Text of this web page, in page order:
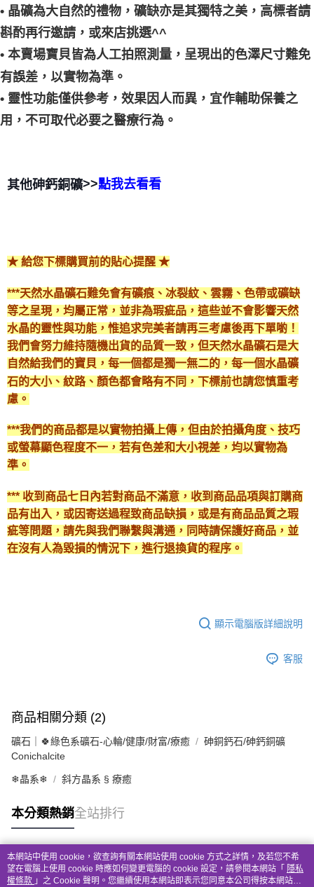
• 晶礦為大自然的禮物，礦缺亦是其獨特之美，高標者請
斟酌再行邀請，或來店挑選^^
• 本賣場寶貝皆為人工拍照測量，呈現出的色澤尺寸難免
有誤差，以實物為準。
• 靈性功能僅供參考，效果因人而異，宜作輔助保養之
用，不可取代必要之醫療行為。
其他砷鈣銅礦>>點我去看看
★ 給您下標購買前的貼心提醒 ★
***天然水晶礦石難免會有礦痕、冰裂紋、雲霧、色帶或礦缺
等之呈現，均屬正常，並非為瑕疵品，這些並不會影響天然
水晶的靈性與功能，惟追求完美者請再三考慮後再下單喲！
我們會努力維持隨機出貨的品質一致，但天然水晶礦石是大
自然給我們的寶貝，每一個都是獨一無二的，每一個水晶礦
石的大小、紋路、顏色都會略有不同，下標前也請您慎重考
慮。
***我們的商品都是以實物拍攝上傳，但由於拍攝角度、技巧
或螢幕顯色程度不一，若有色差和大小視差，均以實物為
準。
*** 收到商品七日內若對商品不滿意，收到商品品項與訂購商
品有出入，或因寄送過程致商品缺損，或是有商品品質之瑕
疵等問題，請先與我們聯繫與溝通，同時請保護好商品，並
在沒有人為毀損的情況下，進行退換貨的程序。
顯示電腦版詳細說明
客服
商品相關分類 (2)
礦石｜🍀綠色系礦石-心輪/健康/財富/療癒
砷銅鈣石/砷鈣銅礦
Conichalcite
❄晶系❄ 斜方晶系 § 療癒
本分類熱銷全站排行
熱門標籤
本網站中使用 cookie，欲查詢有關本網站使用 cookie 方式之詳情，及若您不希
望在電腦上使用 cookie 時應如何變更電腦的 cookie 設定，請參閱本網站「 隱私
權條款 」之 Cookie 聲明。您繼續使用本網站即表示您同意本公司得按本網站使